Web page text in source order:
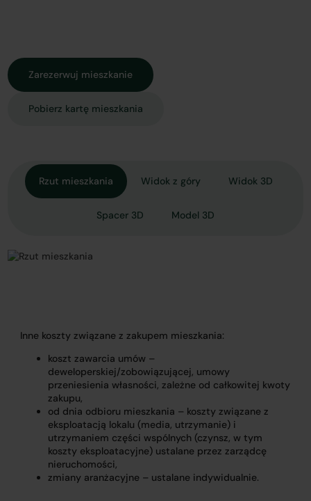
Rzut mieszkania Widok z góry Widok 3D
Spacer 3D Model 3D
Inne koszty związane z zakupem mieszkania:
koszt zawarcia umów –
deweloperskiej/zobowiązującej, umowy
przeniesienia własności, zależne od całkowitej kwoty
zakupu,
od dnia odbioru mieszkania – koszty związane z
eksploatacją lokalu (media, utrzymanie) i
utrzymaniem części wspólnych (czynsz, w tym
koszty eksploatacyjne) ustalane przez zarządcę
nieruchomości,
zmiany aranżacyjne – ustalane indywidualnie.
Zarezerwuj mieszkanie
Pobierz kartę mieszkania